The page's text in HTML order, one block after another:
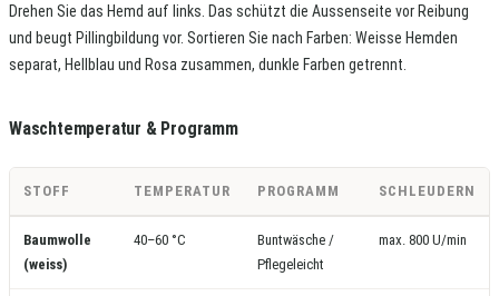
Drehen Sie das Hemd auf links. Das schützt die Aussenseite vor Reibung
und beugt Pillingbildung vor. Sortieren Sie nach Farben: Weisse Hemden
separat, Hellblau und Rosa zusammen, dunkle Farben getrennt.
Waschtemperatur & Programm
STOFF TEMPERATUR PROGRAMM SCHLEUDERN
Baumwolle
(weiss)
40–60 °C
Buntwäsche /
Pflegeleicht
max. 800 U/min